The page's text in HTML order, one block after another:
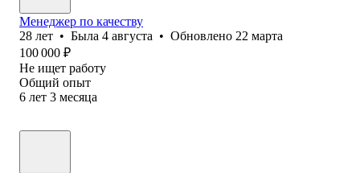
Менеджер по качеству
28 лет • Была 4 августа • Обновлено 22 марта
100 000 ₽
Не ищет работу
Общий опыт
6 лет 3 месяца